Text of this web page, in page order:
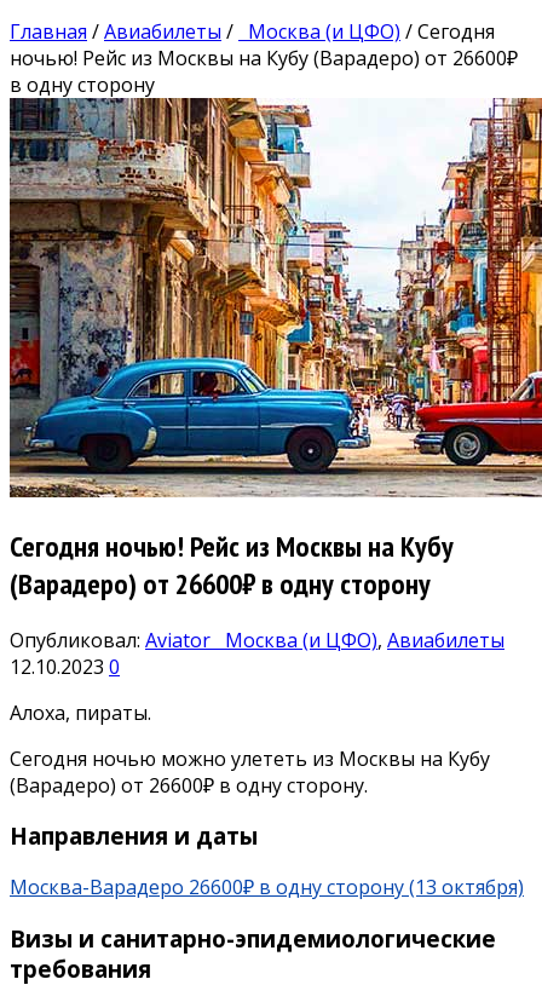
Главная /Авиабилеты / Москва (и ЦФО) /Сегодня
ночью! Рейс из Москвы на Кубу (Варадеро) от 26600₽
в одну сторону
Сегодня ночью! Рейс из Москвы на Кубу
(Варадеро) от 26600₽ в одну сторону
Опубликовал: Aviator Москва (и ЦФО), Авиабилеты
12.10.2023 0
Алоха, пираты.
Сегодня ночью можно улететь из Москвы на Кубу
(Варадеро) от 26600₽ в одну сторону.
Направления и даты
Москва-Варадеро 26600₽ в одну сторону (13 октября)
Визы и санитарно-эпидемиологические
требования